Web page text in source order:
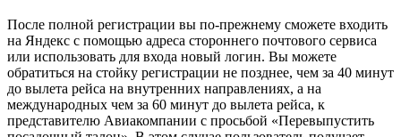
После полной регистрации вы по-прежнему сможете входить
на Яндекс с помощью адреса стороннего почтового сервиса
или использовать для входа новый логин. Вы можете
обратиться на стойку регистрации не позднее, чем за 40 минут
до вылета рейса на внутренних направлениях, а на
международных чем за 60 минут до вылета рейса, к
представителю Авиакомпании с просьбой «Перевыпустить